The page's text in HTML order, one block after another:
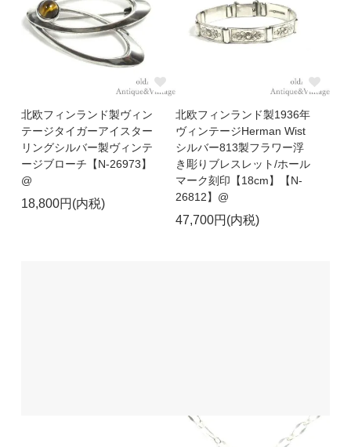
北欧フィンランド製ヴィン
テージタイガーアイスター
リングシルバー製ヴィンテ
ージブローチ【N-26973】
@
18,800円(内税)
北欧フィンランド製1936年
ヴィンテージHerman Wist
シルバー813製フラワー浮
き彫りブレスレット/ホール
マーク刻印【18cm】【N-
26812】@
47,700円(内税)